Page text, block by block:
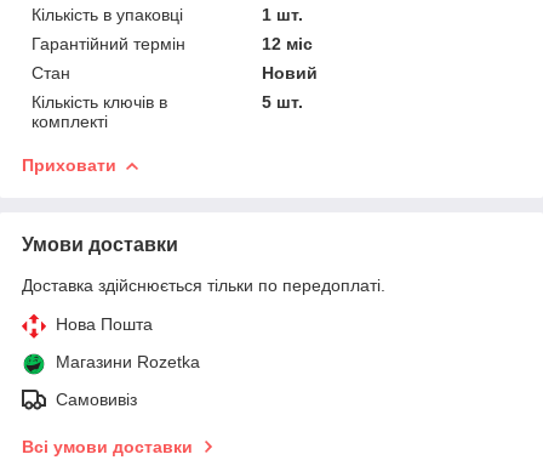
Кількість в упаковці
1 шт.
Гарантійний термін
12 міс
Стан
Новий
Кількість ключів в
комплекті
5 шт.
Приховати
Умови доставки
Доставка здійснюється тільки по передоплаті.
Нова Пошта
Магазини Rozetka
Самовивіз
Всі умови доставки